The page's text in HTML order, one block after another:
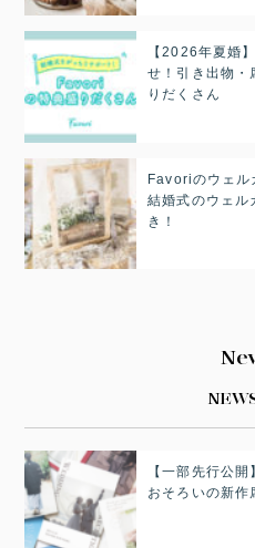
【2026年夏婚
せ！引き出物・
りだくさん
Favoriのウェル
結婚式のウェル
き！
【一部先行公
おそろいの新作